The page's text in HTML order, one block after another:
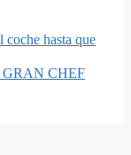
hasta que
CHEF